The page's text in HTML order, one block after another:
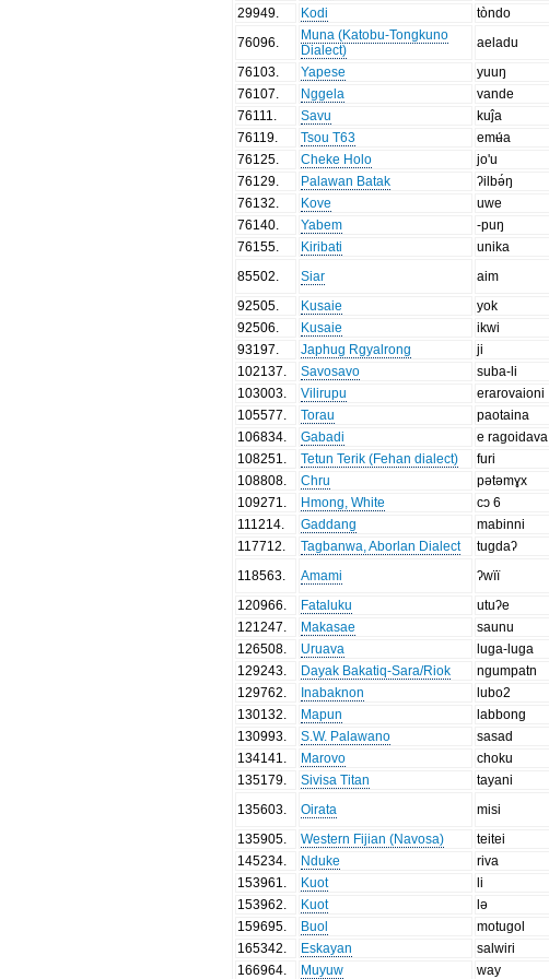
29949
Kodi tòndo
76096
Muna (Katobu-Tongkuno
Dialect)
aeladu
76103
Yapese yuuŋ
76107
Nggela vande
76111
Savu kuĵa
76119
Tsou T63 emʉ́a
76125
Cheke Holo jo'u
76129
Palawan Batak ʔilbə́ŋ
76132
Kove uwe
76140
Yabem -puŋ
76155
Kiribati unika
85502
Siar aim
92505
Kusaie yok
92506
Kusaie ikwi
93197
Japhug Rgyalrong ji
102137
Savosavo suba-li
103003
Vilirupu erarovaioni
105577
Torau paotaina
106834
Gabadi e ragoidava
108251
Tetun Terik (Fehan dialect) furi
108808
Chru pətəmɣx
109271
Hmong, White cɔ 6
111214
Gaddang mabinni
117712
Tagbanwa, Aborlan Dialect tugdaʔ
118563
Amami ʔwïï
120966
Fataluku utuʔe
121247
Makasae saunu
126508
Uruava luga-luga
129243
Dayak Bakatiq-Sara/Riok ngumpatn
129762
Inabaknon lubo2
130132
Mapun labbong
130993
S.W. Palawano sasad
134141
Marovo choku
135179
Sivisa Titan tayani
135603
Oirata misi
135905
Western Fijian (Navosa) teitei
145234
Nduke riva
153961
Kuot li
153962
Kuot lə
159695
Buol motugol
165342
Eskayan salwiri
166964
Muyuw way